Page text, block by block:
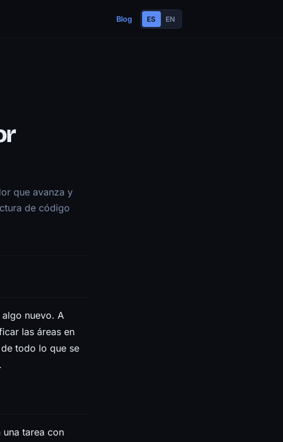
Blog ES EN
que avanza y
de código
nuevo. A
las áreas en
todo lo que se
tarea con